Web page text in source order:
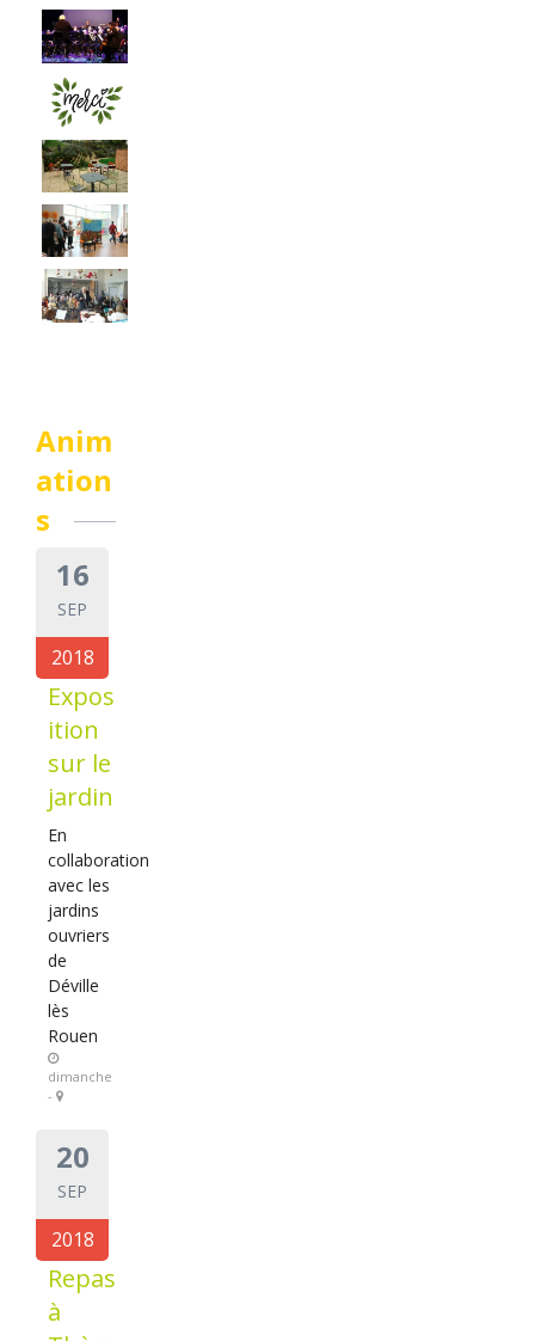
Anim
ation
s
16
SEP
2018
Expos
ition
sur le
jardin
En
collaboration
avec les
jardins
ouvriers
de
Déville
lès
Rouen
dimanche
-
20
SEP
2018
Repas
à